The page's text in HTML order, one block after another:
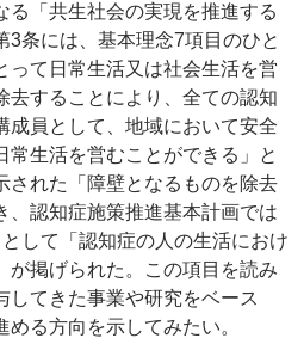
「共生社会の実現を推進する
3条には、基本理念7項目のひと
って日常生活又は社会生活を営
去することにより、全ての認知
成員として、地域において安全
常生活を営むことができる」と
された「障壁となるものを除去
、認知症施策推進基本計画では
して「認知症の人の生活におけ
が掲げられた。この項目を読み
してきた事業や研究をベース
る方向を示してみたい。